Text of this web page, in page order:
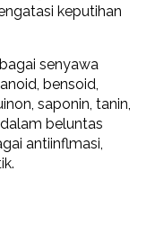
keputihan
senyawa
bensoid,
saponin, tanin,
beluntas
antiinflmasi,